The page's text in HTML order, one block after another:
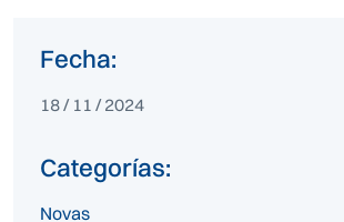
Fecha:
18 / 11 / 2024
Categorías:
Novas